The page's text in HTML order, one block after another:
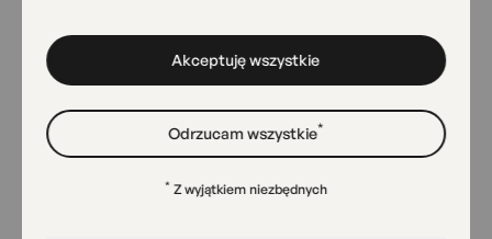
Akceptuję wszystkie
Odrzucam wszystkie*
* Z wyjątkiem niezbędnych
Magazyn Sztuk
Radomska 13/21
Sala widowiskowa